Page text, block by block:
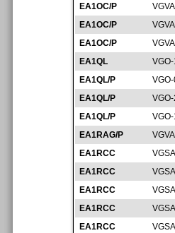
EA1OC/P
EA1OC/P
EA1OC/P
EA1QL
EA1QL/P
EA1QL/P
EA1QL/P
EA1RAG/P
EA1RCC
EA1RCC
EA1RCC
EA1RCC
EA1RCC